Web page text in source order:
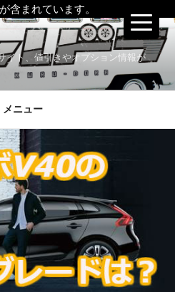
含まれています。
イト、値引きやオプション情報が
メニュー